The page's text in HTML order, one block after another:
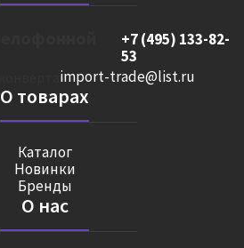
+7 (495) 133-82-
53
import-trade@list.ru
О товарах
Каталог
Новинки
Бренды
О нас